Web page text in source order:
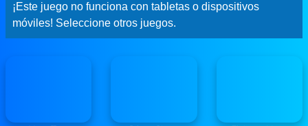
¡Este juego no funciona con tabletas o dispositivos
móviles! Seleccione otros juegos.